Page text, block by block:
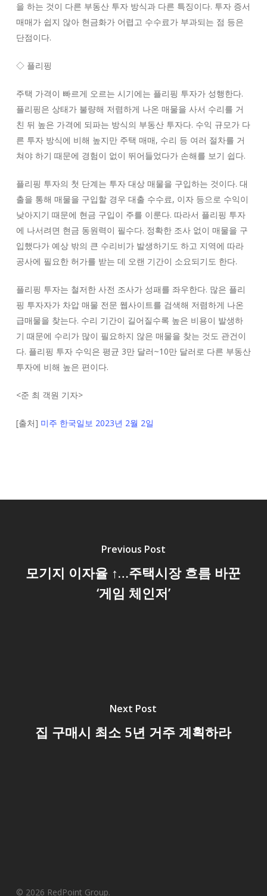
을 하는 것이 다른 부동산 투자 방식과 다른 특징이다. 투자 증서
매매가 쉽지 않아 현금화가 어렵고 수수료가 부과되는 점 등은
단점이다.
◇ 플리핑
주택 가격이 빠르게 오르는 시기에는 플리핑 투자가 성행한다.
플리핑은 상태가 불량해 저렴하게 나온 매물을 사서 수리를 거
친 뒤 높은 가격에 되파는 방식의 부동산 투자다. 수익 규모가 다
른 투자 방식에 비해 높지만 주택 매매, 수리 등 여러 절차를 거
쳐야 하기 때문에 경험이 없이 뛰어들었다가 손해를 보기 쉽다.
플리핑 투자의 첫 단계는 투자 대상 매물을 구입하는 것이다. 대
출을 통해 매물을 구입할 경우 대출 수수료, 이자 등으로 수익이
낮아지기 때문에 현금 구입이 주를 이룬다. 따라서 플리핑 투자
에 나서려면 현금 동원력이 필수다. 정확한 조사 없이 매물을 구
입했다가 예상 밖의 큰 수리비가 발생하기도 하고 지역에 따라
공사에 필요한 허가를 받는 데 오랜 기간이 소요되기도 한다.
플리핑 투자는 철저한 사전 조사가 성패를 좌우한다. 많은 플리
핑 투자자가 차압 매물 전문 웹사이트를 검색해 저렴하게 나온
급매물을 찾는다. 수리 기간이 길어질수록 높은 비용이 발생하
기 때문에 수리가 많이 필요하지 않은 매물을 찾는 것도 관건이
다. 플리핑 투자 수익은 평균 3만 달러~10만 달러로 다른 부동산
투자에 비해 높은 편이다.
<준 최 객원 기자>
[출처] 미주 한국일보 2023년 2월 2일
Previous Post
모기지 이자율 ↑…주택시장 흐름 바꾼
‘게임 체인저’
Next Post
집 구매시 최소 5년 거주 계획하라
© 2026 RedPoint Group.